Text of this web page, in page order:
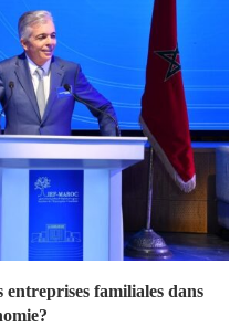
familiales dans